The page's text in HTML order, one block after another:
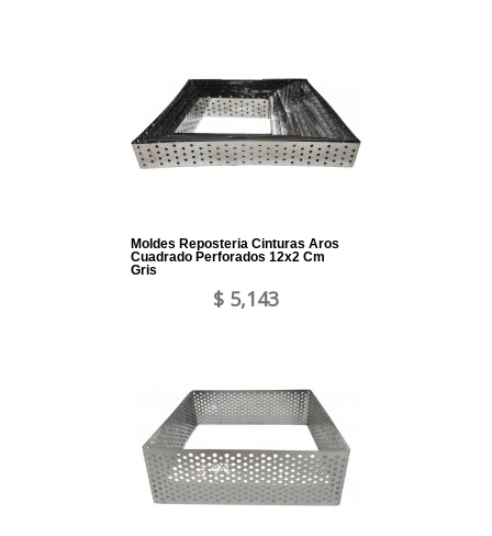
Moldes Reposteria Cinturas Aros
Cuadrado Perforados 12x2 Cm
Gris
$ 5,143